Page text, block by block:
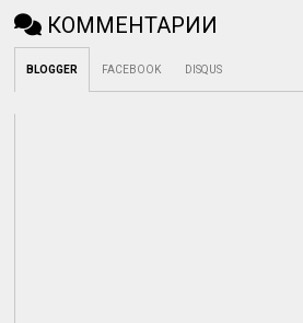
КОММЕНТАРИИ
BLOGGER FACEBOOK DISQUS